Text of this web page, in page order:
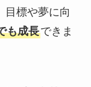
目標や夢に向
も成長できま